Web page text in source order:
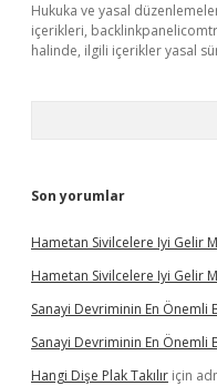
Hukuka ve yasal
içerikleri,
halinde, ilgili içerikler yasal
Son yorumlar
Hametan Sivilcelere Iyi Gelir
Hametan Sivilcelere Iyi Gelir
Sanayi Devriminin En Önemli
Sanayi Devriminin En Önemli
Hangi Dişe Plak Takılır için